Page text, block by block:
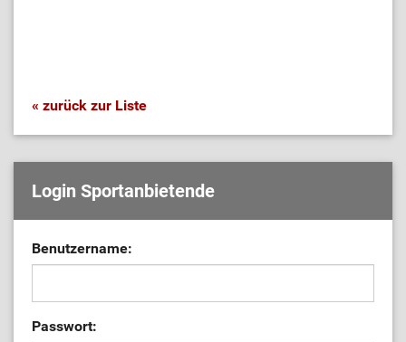
« zurück zur Liste
Login Sportanbietende
Benutzername:
Passwort: